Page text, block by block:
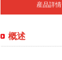
産品詳情
概述